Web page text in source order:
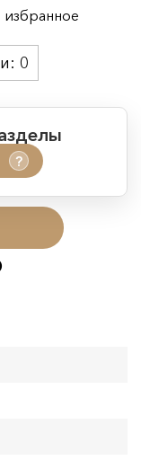
?
00:01
23:59
0
избранное